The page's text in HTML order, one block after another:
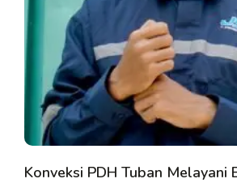
Konveksi PDH Tuban Melayani